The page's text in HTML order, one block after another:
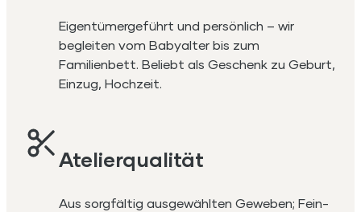
Eigentümergeführt und persönlich – wir
begleiten vom Babyalter bis zum
Familienbett. Beliebt als Geschenk zu Geburt,
Einzug, Hochzeit.
Atelierqualität
Aus sorgfältig ausgewählten Geweben; Fein-